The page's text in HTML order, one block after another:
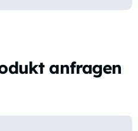
anfragen